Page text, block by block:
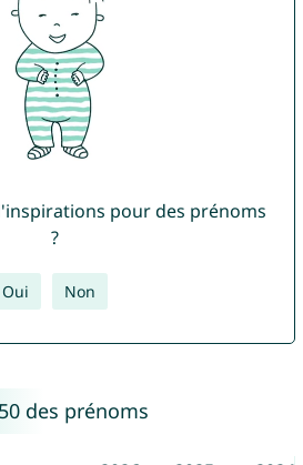
pour des prénoms
?
Oui Non
des prénoms